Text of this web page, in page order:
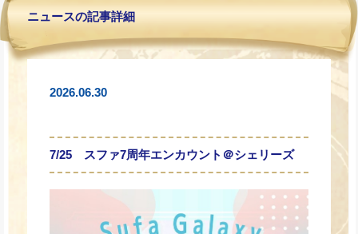
ニュースの記事詳細
2026.06.30
7/25 スファ7周年エンカウント＠シェリーズ